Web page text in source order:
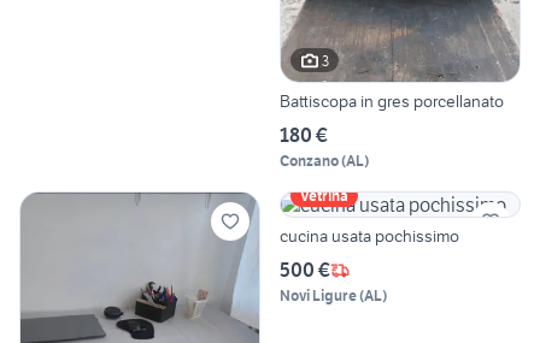
3
Battiscopa in gres porcellanato
180 €
Conzano(AL)
Vetrina
cucina usata pochissimo
500 €
Novi Ligure(AL)